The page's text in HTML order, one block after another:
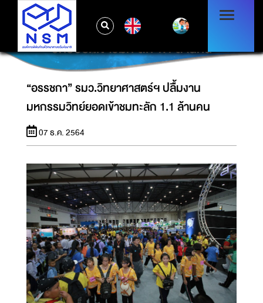
“อรรชกา” รมว.วิทยาศาสตร์ฯ ปลื้มงานมหกรรม
วิทย์ยอดเข้าชมทะลัก 1.1 ล้านคน
“อรรชกา” รมว.วิทยาศาสตร์ฯ ปลื้มงาน
มหกรรมวิทย์ยอดเข้าชมทะลัก 1.1 ล้านคน
07 ธ.ค. 2564